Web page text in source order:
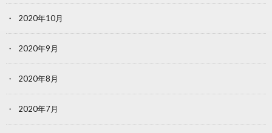
2020年10月
2020年9月
2020年8月
2020年7月